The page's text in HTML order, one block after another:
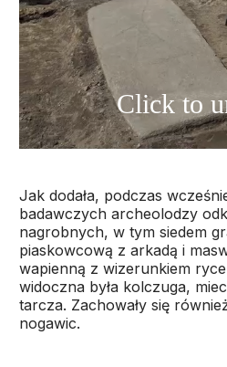
Jak dodała, podczas
badawczych archeolodzy
nagrobnych, w tym siedem
piaskowcową z arkadą i
wapienną z wizerunkiem
widoczna była kolczuga,
tarcza. Zachowały się
nogawic.